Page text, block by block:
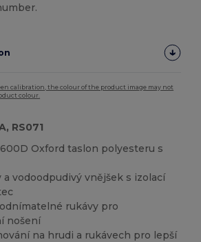
calibration, the colour of the product image may not
colour.
RS071
Oxford taslon polyesteru s
vodoodpudivý vnějšek s izolací
rukávy pro
nošení
na hrudi a rukávech pro lepší